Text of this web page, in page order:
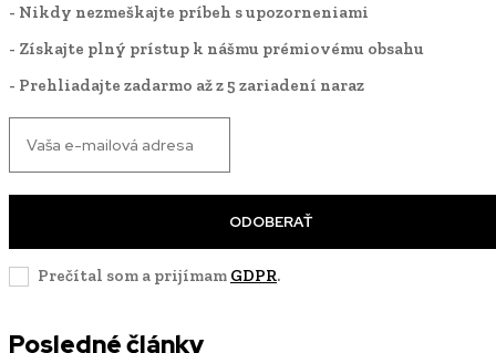
- Nikdy nezmeškajte príbeh s upozorneniami
- Získajte plný prístup k nášmu prémiovému obsahu
- Prehliadajte zadarmo až z 5 zariadení naraz
ODOBERAŤ
Prečítal som a prijímam GDPR.
Posledné články